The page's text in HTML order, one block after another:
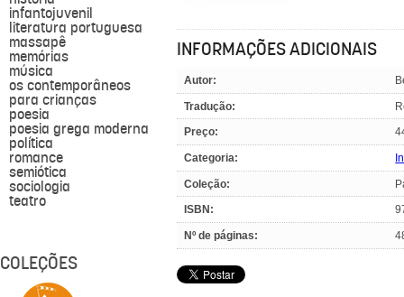
infantojuvenil
literatura portuguesa
massapê
memórias
música
os contemporâneos
para crianças
poesia
poesia grega moderna
política
romance
semiótica
sociologia
teatro
COLEÇÕES
INFORMAÇÕES ADICIONAIS
Autor:
Tradução:
Preço:
Categoria:
Coleção:
ISBN:
Nº de páginas: